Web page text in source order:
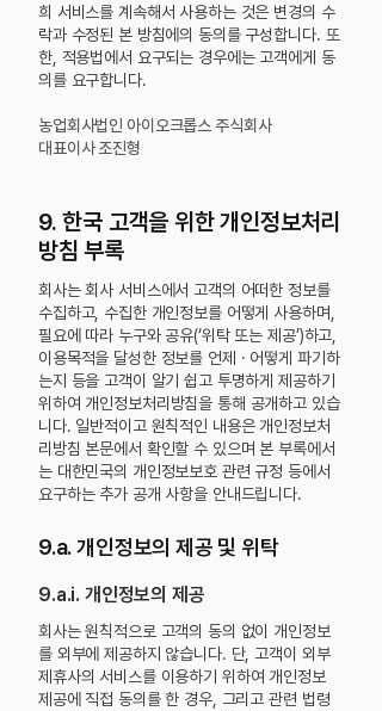
희 서비스를 계속해서 사용하는 것은 변경의 수
락과 수정된 본 방침에의 동의를 구성합니다. 또
한, 적용법에서 요구되는 경우에는 고객에게 동
의를 요구합니다.
농업회사법인 아이오크롭스 주식회사
대표이사 조진형
9. 한국 고객을 위한 개인정보처리
방침 부록
회사는 회사 서비스에서 고객의 어떠한 정보를
수집하고, 수집한 개인정보를 어떻게 사용하며,
필요에 따라 누구와 공유(‘위탁 또는 제공’)하고,
이용목적을 달성한 정보를 언제 · 어떻게 파기하
는지 등을 고객이 알기 쉽고 투명하게 제공하기
위하여 개인정보처리방침을 통해 공개하고 있습
니다. 일반적이고 원칙적인 내용은 개인정보처
리방침 본문에서 확인할 수 있으며 본 부록에서
는 대한민국의 개인정보보호 관련 규정 등에서
요구하는 추가 공개 사항을 안내드립니다.
9.a. 개인정보의 제공 및 위탁
9.a.i. 개인정보의 제공
회사는 원칙적으로 고객의 동의 없이 개인정보
를 외부에 제공하지 않습니다. 단, 고객이 외부
제휴사의 서비스를 이용하기 위하여 개인정보
제공에 직접 동의를 한 경우, 그리고 관련 법령